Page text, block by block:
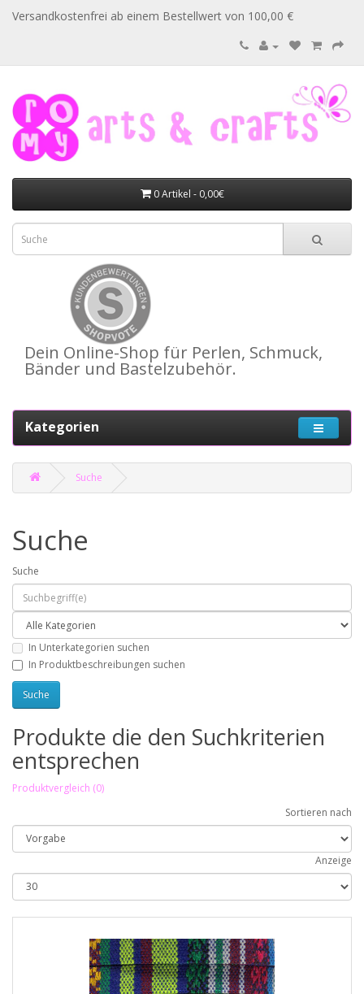
Versandkostenfrei ab einem Bestellwert von 100,00 €
0 Artikel - 0,00€
Dein Online-Shop für Perlen, Schmuck,
Bänder und Bastelzubehör.
Kategorien
Suche
Suche
Suche
In Unterkategorien suchen
In Produktbeschreibungen suchen
Produkte die den Suchkriterien
entsprechen
Produktvergleich (0)
Sortieren nach
Anzeige